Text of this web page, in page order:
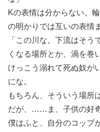
Kの表情は分からない。
の明かりでは互いの表情
「この川な。下流はそ
くなる場所とか、渦を巻
けっこう溺れて死ぬ奴が
にな。
もちろん、そういう場所
だが、……ま、子供の好
僕はふと、自分のコップ